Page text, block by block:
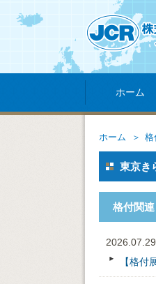
ホーム
ホーム 格
東京き
格付関
2026.07.29
【格付